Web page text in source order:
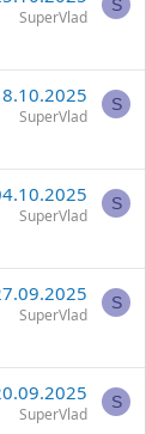
SuperVlad
S
SuperVlad
S
SuperVlad
S
SuperVlad
S
SuperVlad
S